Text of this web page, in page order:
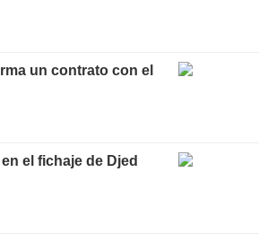
un contrato con el
el fichaje de Djed